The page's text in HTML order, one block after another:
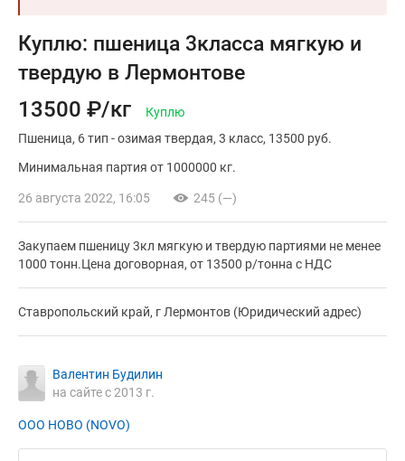
Куплю: пшеница 3класса мягкую и
твердую в Лермонтове
13500 ₽/кг
Куплю
Пшеница 6 тип - озимая твердая 3 класс 13500 руб.
Минимальная партия от 1000000 кг.
26 августа 2022, 16:05 245 (—)
Закупаем пшеницу 3кл мягкую и твердую партиями не менее
1000 тонн.Цена договорная, от 13500 р/тонна с НДС
Ставропольский край, г Лермонтов (Юридический адрес)
Валентин Будилин
на сайте с 2013 г.
ООО НОВО (NOVO)